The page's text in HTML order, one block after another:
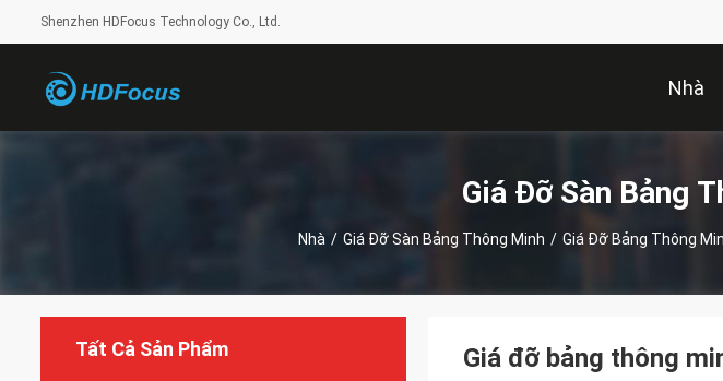
Shenzhen HDFocus Technology Co., Ltd.
Nhà
Giá Đỡ Sàn Bảng
Nhà / Giá Đỡ Sàn Bảng Thông Minh / Giá Đỡ Bảng Thông
Tất Cả Sản Phẩm
Giá đỡ bảng thông